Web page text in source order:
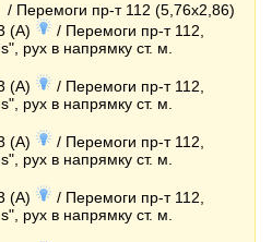
/ Перемоги пр-т 112 (5,76х2,86)
(A)
/ Перемоги пр-т 112,
рух в напрямку ст. м.
(A)
/ Перемоги пр-т 112,
рух в напрямку ст. м.
(A)
/ Перемоги пр-т 112,
рух в напрямку ст. м.
(A)
/ Перемоги пр-т 112,
рух в напрямку ст. м.